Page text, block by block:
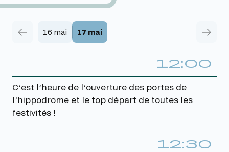
sont plus hauts et plus difficiles à franchir que
haies. Ils varient d’une course à une autre, mais
également d’un hippodrome à un autre.
16 mai 17 mai
12:00
C’est l’heure de l’ouverture des portes de
l’hippodrome et le top départ de toutes les
festivités !
12:30